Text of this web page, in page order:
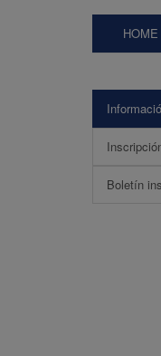
HOME
Boletín